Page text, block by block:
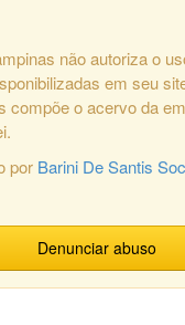
não autoriza o
em seu
compõe o acervo da
por Barini De Santis
Denunciar abuso